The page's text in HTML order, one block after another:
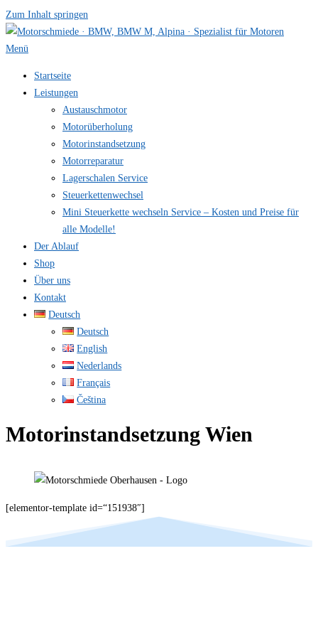
Zum Inhalt springen
Menü
Startseite
Leistungen
Austauschmotor
Motorüberholung
Motorinstandsetzung
Motorreparatur
Lagerschalen Service
Steuerkettenwechsel
Mini Steuer­kette wechseln Service – Kosten und Preise für
alle Modelle!
Der Ablauf
Shop
Über uns
Kontakt
Deutsch
Deutsch
English
Nederlands
Français
Čeština
Motorinstandsetzung Wien
[elementor-template id=“151938″]